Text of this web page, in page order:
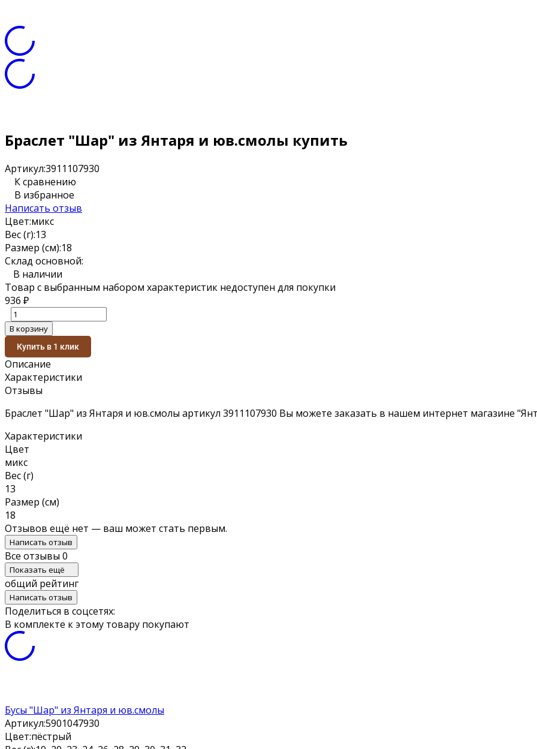
Браслет "Шар" из Янтаря и юв.смолы купить
Артикул:3911107930
К сравнению
В избранное
Написать отзыв
Цвет:микс
Вес (г):13
Размер (см):18
Склад основной:
В наличии
Товар с выбранным набором характеристик недоступен для покупки
936 ₽
В корзину
Купить в 1 клик
Описание
Характеристики
Отзывы
Браслет "Шар" из Янтаря и юв.смолы артикул 3911107930 Вы можете заказать в нашем интернет магазине
Характеристики
Цвет
микс
Вес (г)
13
Размер (см)
18
Отзывов ещё нет — ваш может стать первым.
Написать отзыв
Все отзывы 0
Показать ещё
общий рейтинг
Написать отзыв
Поделиться в соцсетях:
В комплекте к этому товару покупают
Бусы "Шар" из Янтаря и юв.смолы
Артикул:5901047930
Цвет:пёстрый